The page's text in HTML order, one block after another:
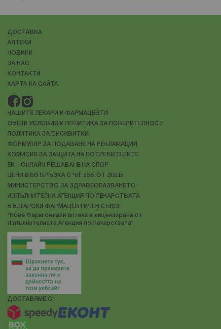
ДОСТАВКА
АПТЕКИ
НОВИНИ
ЗА НАС
КОНТАКТИ
КАРТА НА САЙТА
НАШИТЕ ЛЕКАРИ И ФАРМАЦЕВТИ
ОБЩИ УСЛОВИЯ И ПОЛИТИКА ЗА ПОВЕРИТЕЛНОСТ
ПОЛИТИКА ЗА БИСКВИТКИ
ФОРМУЛЯР ЗА ПОДАВАНЕ НА РЕКЛАМАЦИЯ
КОМИСИЯ ЗА ЗАЩИТА НА ПОТРЕБИТЕЛИТЕ
ЕК - ОНЛАЙН РЕШАВАНЕ НА СПОР
ЦЕНИ ВЪВ ВРЪЗКА С ЧЛ. 55Б ОТ ЗВЕБ
МИНИСТЕРСТВО ЗА ЗДРАВЕОПАЗВАНЕТО
ИЗПЪЛНИТЕЛНА АГЕНЦИЯ ПО ЛЕКАРСТВАТА
БЪЛГАРСКИ ФАРМАЦЕВТИЧЕН СЪЮЗ
"Нове Фарм онлайн аптека е лицензирана от
Изпълнителната Агенция по Лекарствата"
ДОСТАВЯМЕ С: